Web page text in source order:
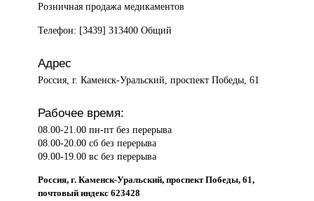
Розничная продажамедикаментов
Телефон: [3439] 313400 Общий
Адрес
Россия, г. Каменск-Уральский, проспект Победы, 61
Рабочее время:
08.00-21.00 пн-пт без перерыва
08.00-20.00 сб без перерыва
09.00-19.00 вс без перерыва
Россия, г. Каменск-Уральский, проспект Победы, 61,
почтовый индекс 623428